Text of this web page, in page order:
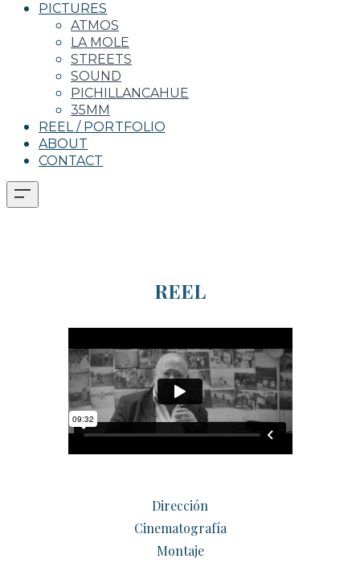
PICTURES
ATMOS
LA MOLE
STREETS
SOUND
PICHILLANCAHUE
35MM
REEL / PORTFOLIO
ABOUT
CONTACT
REEL
Dirección
Cinematografía
Montaje